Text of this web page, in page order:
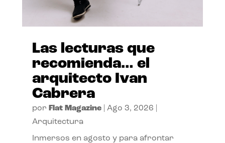
Las lecturas que
recomienda… el
arquitecto Ivan
Cabrera
por Flat Magazine| Ago 3, 2026
Arquitectura
Inmersos en agosto y para afrontar